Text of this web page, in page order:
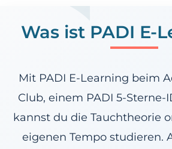
Was ist PADI E-
Mit PADI E-Learning beim
Club, einem PADI 5-Sterne-
kannst du die Tauchtheorie
eigenen Tempo studieren.